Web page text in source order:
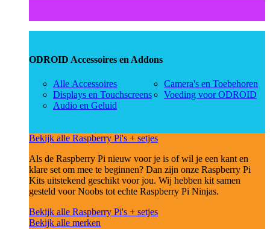
ODROID Accessoires en Addons
Alle Accessoires
Displays en Touchscreens
Audio en Geluid
Camera's en Toebehoren
Voeding voor ODROID
Bekijk alle Raspberry Pi's + setjes
Als de Raspberry Pi nieuw voor je is of wil je een kant en
klare set om mee te beginnen? Dan zijn onze Raspberry Pi
Kits uitstekend geschikt voor jou. Wij hebben kit samen
gesteld voor Noobs tot echte Raspberry Pi Ninjas.
Bekijk alle Raspberry Pi's + setjes
Bekijk alle merken